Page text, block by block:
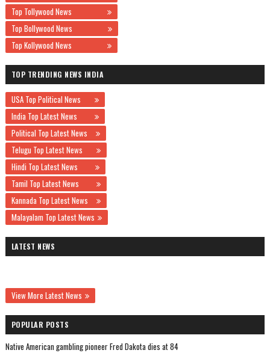
Top Tollywood News
Top Bollywood News
Top Kollywood News
TOP TRENDING NEWS INDIA
USA Top Political News
India Top Latest News
Political Top Latest News
Telugu Top Latest News
Hindi Top Latest News
Tamil Top Latest News
Kannada Top Latest News
Malayalam Top Latest News
LATEST NEWS
View More Latest News
POPULAR POSTS
Native American gambling pioneer Fred Dakota dies at 84